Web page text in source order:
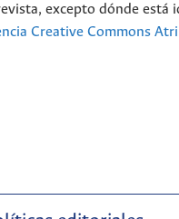
excepto dónde está
Creative Commons